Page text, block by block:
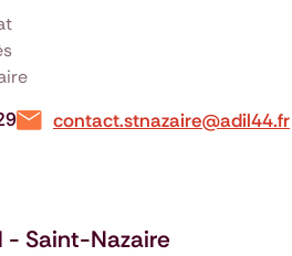
contact.stnazaire@adil44.fr
- Saint-Nazaire